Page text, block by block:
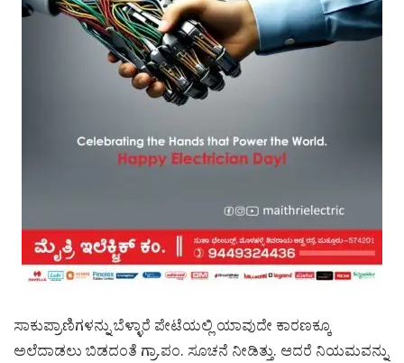
ಸಾಕುಪ್ರಾಣಿಗಳನ್ನು ಬೆಳ್ಳಾರೆ ಪೇಟೆಯಲ್ಲಿ ಯಾವುದೇ ಕಾರಣಕ್ಕೂ
ಅಲೆದಾಡಲು ಬಿಡದಂತೆ ಗ್ರಾ.ಪಂ. ಸೂಚನೆ ನೀಡಿತ್ತು. ಆದರೆ ನಿಯಮವನ್ನು